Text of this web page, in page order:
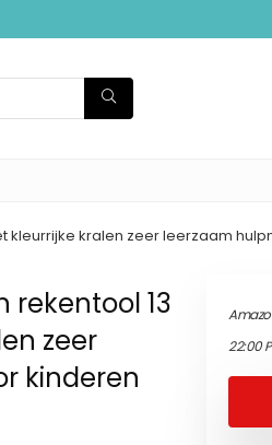
kleurrijke kralen zeer leerzaam
rekentool 13
zeer
kinderen
22:00